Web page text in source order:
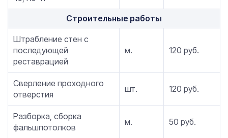
Строительные работы
Штрабление стен с
последующей
реставрацией
м. 120 руб.
Сверление проходного
отверстия
шт. 120 руб.
Разборка, сборка
фальшпотолков
м. 50 руб.